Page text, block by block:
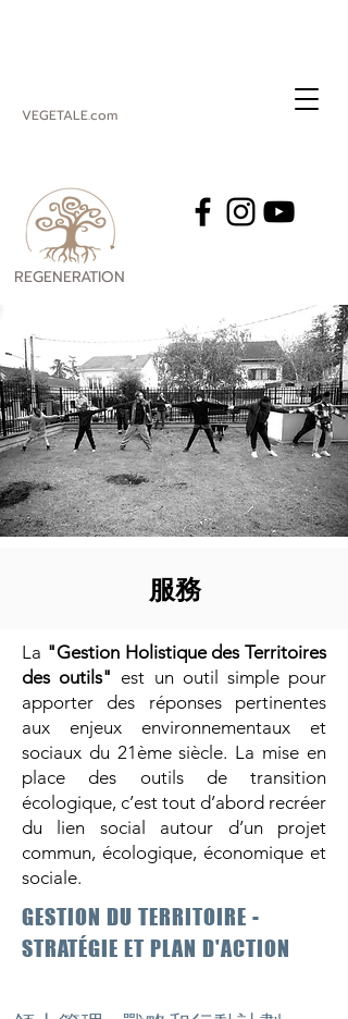
VEGETALE.com
REGENERATION
服務
La "Gestion Holistique des Territoires
des outils" est un outil simple pour
apporter des réponses pertinentes
aux enjeux environnementaux et
sociaux du 21ème siècle. La mise en
place des outils de transition
écologique, c’est tout d’abord recréer
du lien social autour d’un projet
commun, écologique, économique et
sociale.
GESTION DU TERRITOIRE -
STRATÉGIE ET PLAN D'ACTION